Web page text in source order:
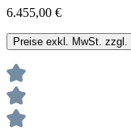
6.455,00 €
Preise exkl. MwSt. zzgl.